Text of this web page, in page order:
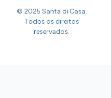
© 2025 Santa di Casa.
Todos os direitos
reservados.